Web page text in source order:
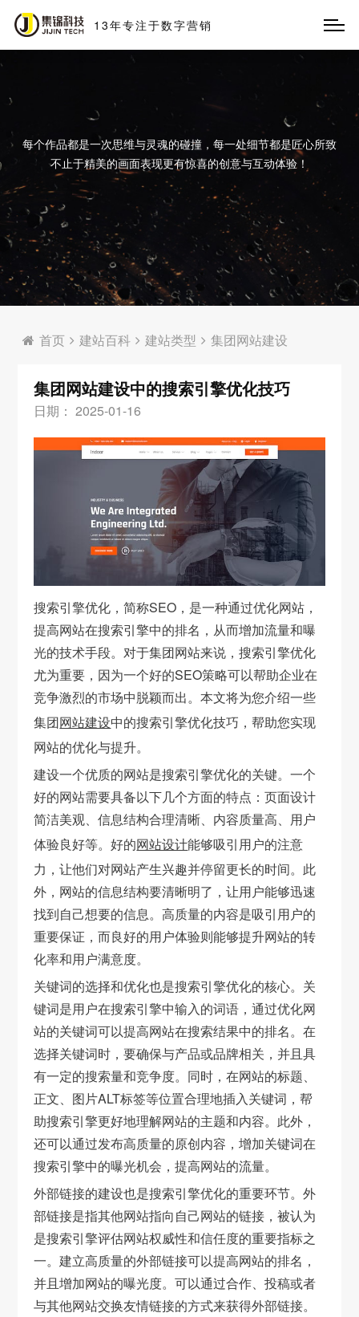
13年专注于数字营销
每个作品都是一次思维与灵魂的碰撞，每一处细节都是匠心所致
不止于精美的画面表现更有惊喜的创意与互动体验！
首页 建站百科 建站类型 集团网站建设
集团网站建设中的搜索引擎优化技巧
日期： 2025-01-16
搜索引擎优化，简称SEO，是一种通过优化网站，
提高网站在搜索引擎中的排名，从而增加流量和曝
光的技术手段。对于集团网站来说，搜索引擎优化
尤为重要，因为一个好的SEO策略可以帮助企业在
竞争激烈的市场中脱颖而出。本文将为您介绍一些
集团网站建设中的搜索引擎优化技巧，帮助您实现
网站的优化与提升。
建设一个优质的网站是搜索引擎优化的关键。一个
好的网站需要具备以下几个方面的特点：页面设计
简洁美观、信息结构合理清晰、内容质量高、用户
体验良好等。好的网站设计能够吸引用户的注意
力，让他们对网站产生兴趣并停留更长的时间。此
外，网站的信息结构要清晰明了，让用户能够迅速
找到自己想要的信息。高质量的内容是吸引用户的
重要保证，而良好的用户体验则能够提升网站的转
化率和用户满意度。
关键词的选择和优化也是搜索引擎优化的核心。关
键词是用户在搜索引擎中输入的词语，通过优化网
站的关键词可以提高网站在搜索结果中的排名。在
选择关键词时，要确保与产品或品牌相关，并且具
有一定的搜索量和竞争度。同时，在网站的标题、
正文、图片ALT标签等位置合理地插入关键词，帮
助搜索引擎更好地理解网站的主题和内容。此外，
还可以通过发布高质量的原创内容，增加关键词在
搜索引擎中的曝光机会，提高网站的流量。
外部链接的建设也是搜索引擎优化的重要环节。外
部链接是指其他网站指向自己网站的链接，被认为
是搜索引擎评估网站权威性和信任度的重要指标之
一。建立高质量的外部链接可以提高网站的排名，
并且增加网站的曝光度。可以通过合作、投稿或者
与其他网站交换友情链接的方式来获得外部链接。